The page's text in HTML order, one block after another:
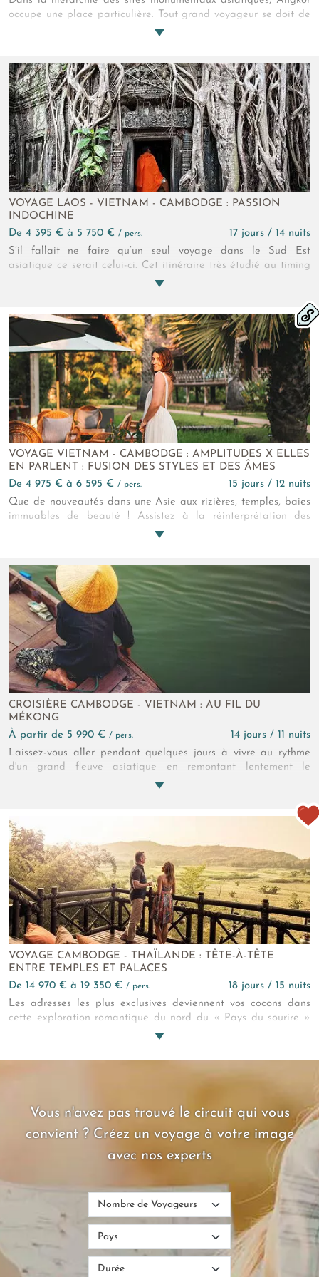
occupe une place particulière. Tout grand voyageur se doit de
l'avoir parcouru ! Grands voyageurs: vous savez ce qu'il vous
VOYAGE LAOS - VIETNAM - CAMBODGE : PASSION
INDOCHINE
de 4 395 € à 5 750 € / pers.
17 jours / 14 nuits
S’il fallait ne faire qu’un seul voyage dans le Sud Est
asiatique ce serait celui-ci. Cet itinéraire très étudié au timing
idéal réunit l’essentiel de l’art monumental et des beautés
VOYAGE VIETNAM - CAMBODGE : AMPLITUDES X ELLES
EN PARLENT : FUSION DES STYLES ET DES ÂMES
de 4 975 € à 6 595 € / pers.
15 jours / 12 nuits
Que de nouveautés dans une Asie aux rizières, temples, baies
immuables de beauté ! Assistez à la réinterprétation des
saveurs par la street-food. Appréciez une génération hôtelière
Parlent pour qui a été créé ce circuit Vietnam - Cambodge de
15 jours, appréhendez la dualité du présent des ethnies dans
les campagnes !
CROISIÈRE CAMBODGE - VIETNAM : AU FIL DU
MÉKONG
à partir de 5 990 € / pers.
14 jours / 11 nuits
Laissez-vous aller pendant quelques jours à vivre au rythme
d'un grand fleuve asiatique en remontant lentement le
Mékong. Depuis votre confortable cabine, vous voyez défiler
VOYAGE CAMBODGE - THAÏLANDE : TÊTE-À-TÊTE
ENTRE TEMPLES ET PALACES
de 14 970 € à 19 350 € / pers.
18 jours / 15 nuits
Les adresses les plus exclusives deviennent vos cocons dans
cette exploration romantique du nord du « Pays du sourire »
couplée aux campagnes et rivages cambodgiens. Jour après
profil sacré depuis une montgolfière ou une luxueuse voiture
vintage… Un regard neuf sur l’éternel, à chaque instant, le pari
spirituel !
Vous n'avez pas trouvé le circuit qui vous
convient ? Créez un voyage à votre image
avec nos experts